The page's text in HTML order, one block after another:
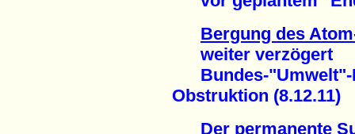
Bergung des
weiter verzögert
Bundes-"Umwelt"-
Obstruktion (8.12.11)
Der permanente